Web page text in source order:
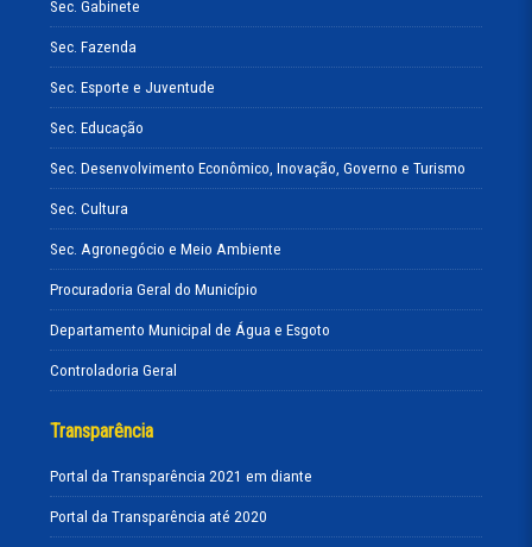
Sec. Gabinete
Sec. Fazenda
Sec. Esporte e Juventude
Sec. Educação
Sec. Desenvolvimento Econômico, Inovação, Governo e Turismo
Sec. Cultura
Sec. Agronegócio e Meio Ambiente
Procuradoria Geral do Município
Departamento Municipal de Água e Esgoto
Controladoria Geral
Transparência
Portal da Transparência 2021 em diante
Portal da Transparência até 2020